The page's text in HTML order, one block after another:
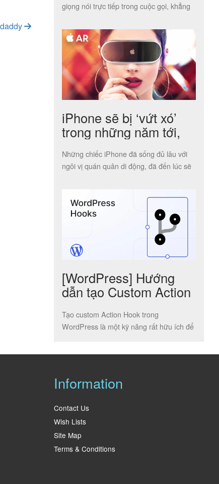
giọng nói trực tiếp trong cuộc gọi, khẳng
iPhone sẽ bị ‘vứt xó’
trong những năm tới,
nhường bước cho các
công nghệ mới
Những chiếc iPhone đã sống đủ lâu với
ngôi vị quán quân di động, đã đến lúc sẽ
[WordPress] Hướng
dẫn tạo Custom Action
Tạo custom Action Hook trong
WordPress là một kỹ năng rất hữu ích để
Information
Contact Us
Wish Lists
Site Map
Terms & Conditions